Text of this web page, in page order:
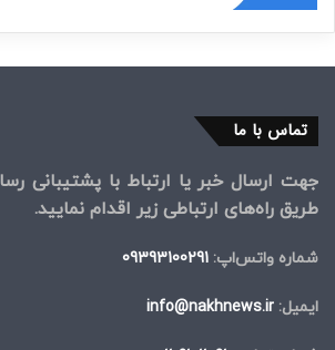
تماس با ما
جهت ارسال خبر یا ارتباط با پشتیبانی
طریق راه‌های ارتباطی زیر اقدام نمایید.
شماره واتس‌اپ: 09393100291
ایمیل: info@nakhnews.ir